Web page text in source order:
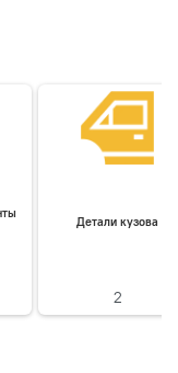
Детали кузова
2